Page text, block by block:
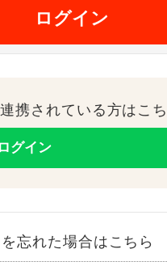
ログイン
携されている方はこ
グイン
忘れた場合はこちら